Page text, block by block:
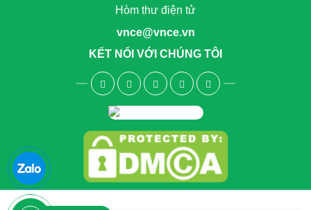
Hòm thư điện tử
vnce@vnce.vn
KẾT NỐI VỚI CHÚNG TÔI